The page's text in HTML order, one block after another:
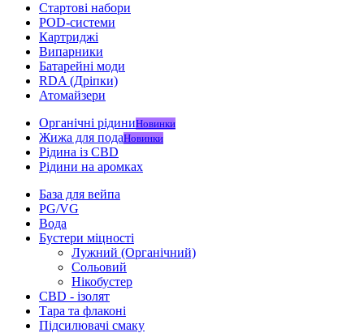
Стартові набори
POD-системи
Картриджі
Випарники
Батарейні моди
RDA (Дріпки)
Атомайзери
Органічні рідиниНовинки
Жижа для подаНовинки
Рідина із CBD
Рідини на аромках
База для вейпа
PG/VG
Вода
Бустери міцності
Лужний (Органічний)
Сольовий
Нікобустер
CBD - ізолят
Тара та флаконі
Підсилювачі смаку